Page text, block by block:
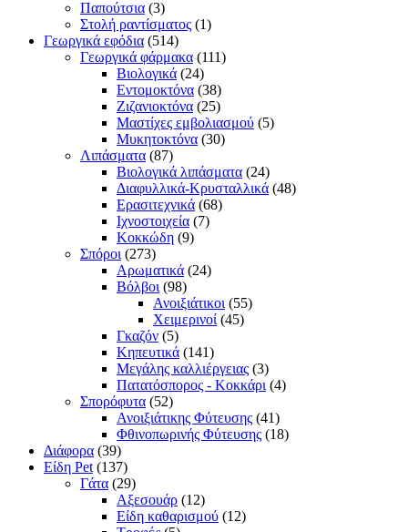
Παπούτσια (3)
Στολή ραντίσματος (1)
Γεωργικά εφόδια (514)
Γεωργικά φάρμακα (111)
Βιολογικά (24)
Εντομοκτόνα (38)
Ζιζανιοκτόνα (25)
Μαστίχες εμβολιασμού (5)
Μυκητοκτόνα (30)
Λιπάσματα (87)
Βιολογικά λιπάσματα (24)
Διαφυλλικά-Κρυσταλλικά (48)
Ερασιτεχνικά (68)
Ιχνοστοιχεία (7)
Κοκκώδη (9)
Σπόροι (273)
Αρωματικά (24)
Βόλβοι (98)
Ανοιξιάτικοι (55)
Χειμερινοί (45)
Γκαζόν (5)
Κηπευτικά (141)
Μεγάλης καλλιέργειας (3)
Πατατόσπορος - Κοκκάρι (4)
Σπορόφυτα (52)
Ανοιξιάτικης Φύτευσης (41)
Φθινοπωρινής Φύτευσης (18)
Διάφορα (39)
Είδη Pet (137)
Γάτα (29)
Αξεσουάρ (12)
Είδη καθαρισμού (12)